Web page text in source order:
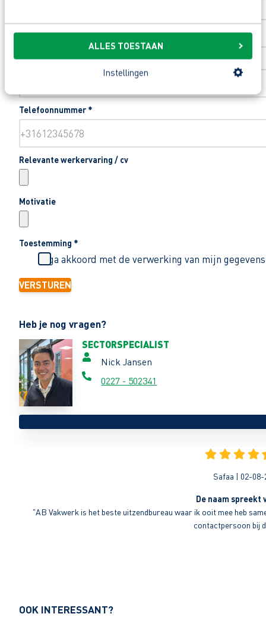
ALLES TOESTAAN
Instellingen
Email*
Telefoonnummer *
Relevante werkervaring / cv
Motivatie
Toestemming *
Ik ga akkoord met de verwerking van mijn
VERSTUREN
Heb je nog vragen?
SECTORSPECIALIST
Nick Jansen
0227 - 502341
Safaa | 02-08-
De naam spreekt
"AB Vakwerk is het beste uitzendbureau waar ik ooit mee heb
contactpersoon bij
OOK INTERESSANT?